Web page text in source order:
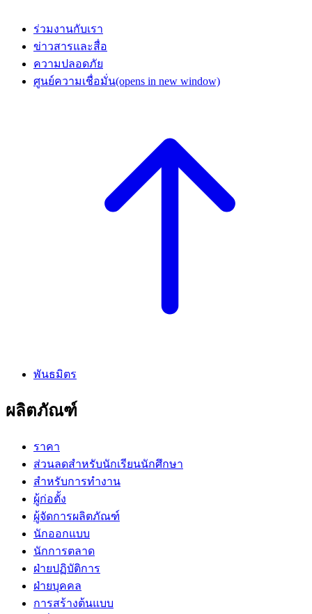
ร่วมงานกับเรา
ข่าวสารและสื่อ
ความปลอดภัย
ศูนย์ความเชื่อมั่น(opens in new window)
พันธมิตร
ผลิตภัณฑ์
ราคา
ส่วนลดสำหรับนักเรียนนักศึกษา
สำหรับการทำงาน
ผู้ก่อตั้ง
ผู้จัดการผลิตภัณฑ์
นักออกแบบ
นักการตลาด
ฝ่ายปฏิบัติการ
ฝ่ายบุคคล
การสร้างต้นแบบ